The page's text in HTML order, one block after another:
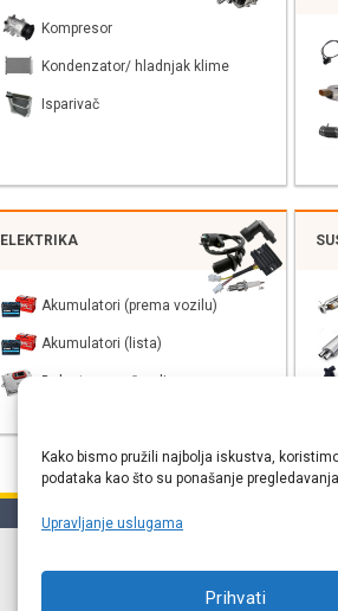
Kako bismo pružili najbolja iskustva,
podataka kao što su ponašanje
Upravljanje uslugama
Prihvati
Kompresor
Kondenzator/ hladnjak klime
Isparivač
ELEKTRIKA
Akumulatori (prema vozilu)
Akumulatori (lista)
Balast xenon žarulje
Online webshop autodijelova-
proizvođača rezervnih dijelova